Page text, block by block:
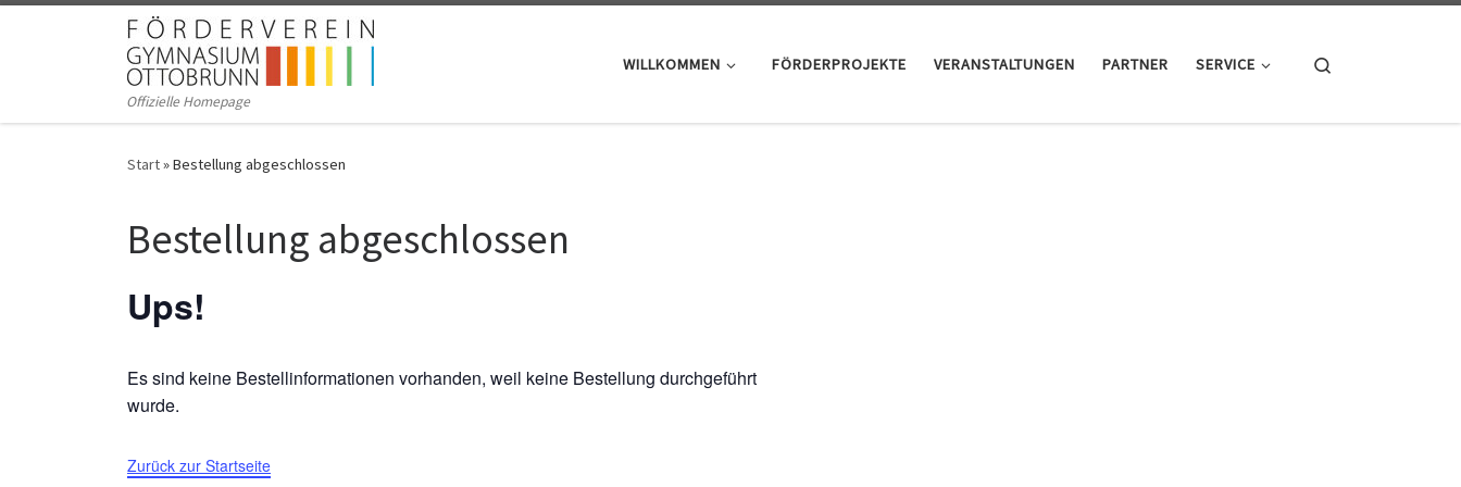
Zum Inhalt springen
Offizielle Homepage
WILLKOMMEN FÖRDERPROJEKTE VERANSTALTUNGEN PARTNER SERVICE
Start»Bestellung abgeschlossen
Bestellung abgeschlossen
Ups!
Es sind keine Bestellinformationen vorhanden, weil keine Bestellung durchgeführt
wurde.
Zurück zur Startseite